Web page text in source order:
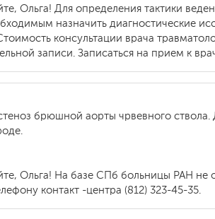
Ольга! Для определения тактики
назначить диагностические
консультации врача
записи. Записаться на прием к
брюшной аорты чрвевного ствола.
Ольга! На базе СПб больницы РАН не
контакт -центра (812) 323-45-35.